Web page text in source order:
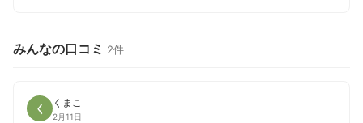
みんなの口コミ 2件
く くまこ
2月11日